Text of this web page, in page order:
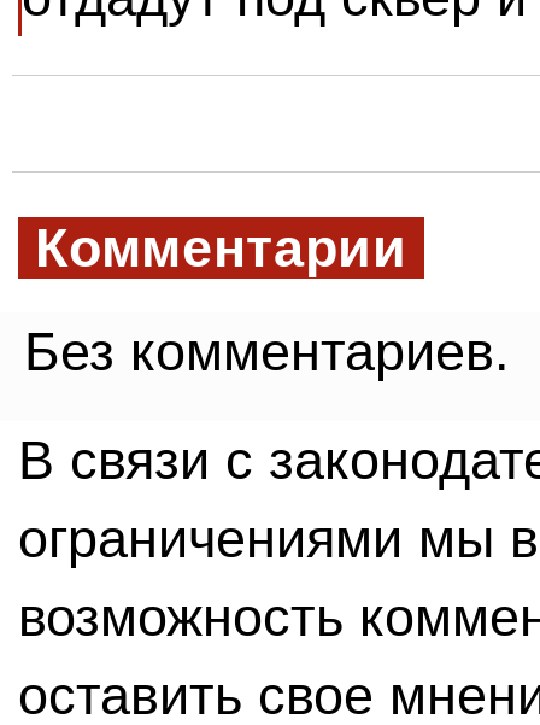
Комментарии
Без комментариев.
В связи с
ограничениями мы
возможность
оставить свое